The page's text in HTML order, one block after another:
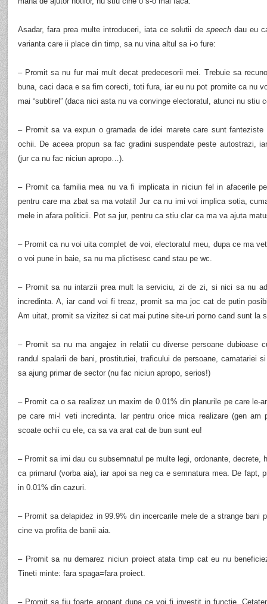
Asadar, fara prea multe introduceri, iata ce solutii de speech dau eu
varianta care ii place din timp, sa nu vina altul sa i-o fure:
– Promit sa nu fur mai mult decat predecesorii mei. Trebuie sa
buna, caci daca e sa fim corecti, toti fura, iar eu nu pot promite ca nu
mai “subtirel” (daca nici asta nu va convinge electoratul, atunci nu stiu
– Promit sa va expun o gramada de idei marete care sunt
ochii. De aceea propun sa fac gradini suspendate peste autostrazi,
(jur ca nu fac niciun apropo…).
– Promit ca familia mea nu va fi implicata in niciun fel in afacerile
pentru care ma zbat sa ma votati! Jur ca nu imi voi implica sotia,
mele in afara politicii. Pot sa jur, pentru ca stiu clar ca ma va ajuta
– Promit ca nu voi uita complet de voi, electoratul meu, dupa ce ma
o voi pune in baie, sa nu ma plictisesc cand stau pe wc.
– Promit sa nu intarzii prea mult la serviciu, zi de zi, si nici sa nu
incredinta. A, iar cand voi fi treaz, promit sa ma joc cat de putin
Am uitat, promit sa vizitez si cat mai putine site-uri porno cand sunt la
– Promit sa nu ma angajez in relatii cu diverse persoane dubioase
randul spalarii de bani, prostitutiei, traficului de persoane, camatariei
sa ajung primar de sector (nu fac niciun apropo, serios!)
– Promit ca o sa realizez un maxim de 0.01% din planurile pe care le-
pe care mi-l veti incredinta. Iar pentru orice mica realizare (gen
scoate ochii cu ele, ca sa va arat cat de bun sunt eu!
– Promit sa imi dau cu subsemnatul pe multe legi, ordonante, decrete,
ca primarul (vorba aia), iar apoi sa neg ca e semnatura mea. De fapt,
in 0.01% din cazuri.
– Promit sa delapidez in 99.9% din incercarile mele de a strange bani
cine va profita de banii aia.
– Promit sa nu demarez niciun proiect atata timp cat eu nu
Tineti minte: fara spaga=fara proiect.
– Promit sa fiu foarte arogant dupa ce voi fi investit in functie.